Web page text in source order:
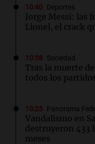
10:40 Deportes
Jorge Messi: las
Lionel, el crack
10:38 Sociedad
Tras la muerte
todos los
10:25 Panorama
Vandalismo en
destruyeron 433
meses